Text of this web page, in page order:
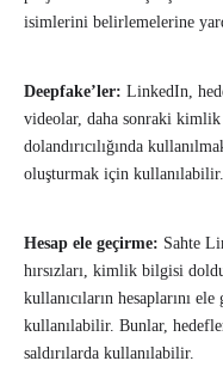
isimlerini belirlemelerine
Deepfake’ler: LinkedIn,
videolar, daha sonraki kimlik
dolandırıcılığında
oluşturmak için kullanılabilir.
Hesap ele geçirme: Sahte
hırsızları, kimlik bilgisi
kullanıcıların hesaplarını
kullanılabilir. Bunlar,
saldırılarda kullanılabilir.